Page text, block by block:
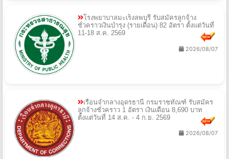
โรงพยาบาลมะเร็งลพบุรี รับสมัครลูกจ้าง
ชั่วคราวเงินบำรุง (รายเดือน) 82 อัตรา ตั้งแต่วันที่
11-18 ส.ค. 2569
2026/08/07
เรือนจำกลางอุดรธานี กรมราชทัณฑ์ รับสมัคร
ลูกจ้างชั่วคราว 1 อัตรา เงินเดือน 8,690 บาท
ตั้งแต่วันที่ 14 ส.ค. - 4 ก.ย. 2569
2026/08/07